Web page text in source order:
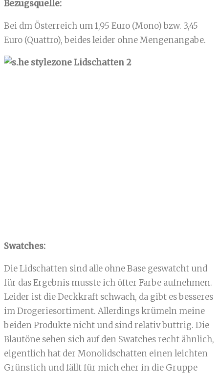
Bezugsquelle:
Bei dm Österreich um 1,95 Euro (Mono) bzw. 3,45
Euro (Quattro), beides leider ohne Mengenangabe.
Swatches:
Die Lidschatten sind alle ohne Base geswatcht und
für das Ergebnis musste ich öfter Farbe aufnehmen.
Leider ist die Deckkraft schwach, da gibt es besseres
im Drogeriesortiment. Allerdings krümeln meine
beiden Produkte nicht und sind relativ buttrig. Die
Blautöne sehen sich auf den Swatches recht ähnlich,
eigentlich hat der Monolidschatten einen leichten
Grünstich und fällt für mich eher in die Gruppe